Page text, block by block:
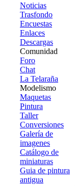
Noticias
Trasfondo
Encuestas
Enlaces
Descargas
Comunidad
Foro
Chat
La Telaraña
Modelismo
Maquetas
Pintura
Taller
Conversiones
Galería de
imagenes
Catálogo de
miniaturas
Guia de pintura
antigua